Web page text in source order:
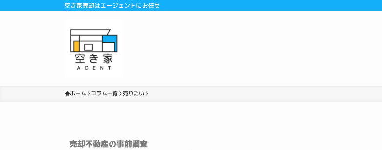
空き家売却はエージェントにお任せ
ホーム コラム一覧 売りたい
売却不動産の事前調査